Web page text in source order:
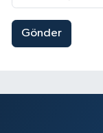
Gönder